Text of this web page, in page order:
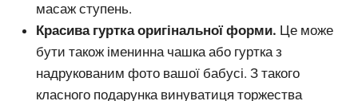
масаж ступень.
Красива гуртка оригінальної форми. Це може
бути також іменинна чашка або гуртка з
надрукованим фото вашої бабусі. З такого
класного подарунка винуватиця торжества